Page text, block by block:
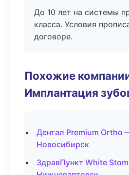
До 10 лет на системы
класса. Условия
договоре.
Похожие
Имплантация
Дентал Premium Ortho
Новосибирск
ЗдравПункт White